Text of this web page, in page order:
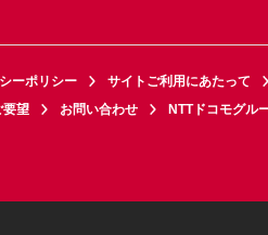
ーポリシー サイトご利用にあたって
要望 お問い合わせ NTTドコモグル